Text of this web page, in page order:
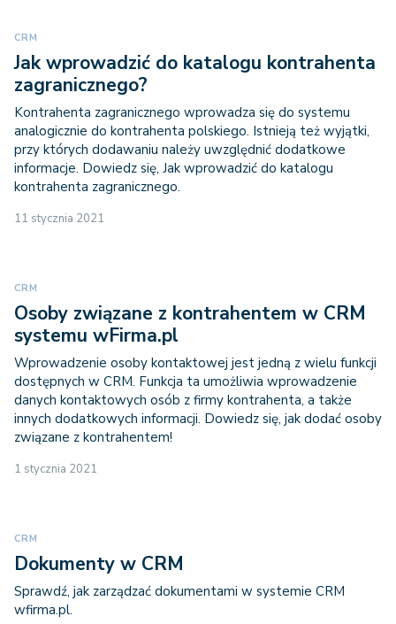
CRM
Jak wprowadzić do katalogu kontrahenta
zagranicznego?
Kontrahenta zagranicznego wprowadza się do systemu
analogicznie do kontrahenta polskiego. Istnieją też wyjątki,
przy których dodawaniu należy uwzględnić dodatkowe
informacje. Dowiedz się, Jak wprowadzić do katalogu
kontrahenta zagranicznego.
11 stycznia 2021
CRM
Osoby związane z kontrahentem w CRM
systemu wFirma.pl
Wprowadzenie osoby kontaktowej jest jedną z wielu funkcji
dostępnych w CRM. Funkcja ta umożliwia wprowadzenie
danych kontaktowych osób z firmy kontrahenta, a także
innych dodatkowych informacji. Dowiedz się, jak dodać osoby
związane z kontrahentem!
1 stycznia 2021
CRM
Dokumenty w CRM
Sprawdź, jak zarządzać dokumentami w systemie CRM
wfirma.pl.